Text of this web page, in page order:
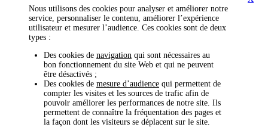
Nous utilisons des cookies pour analyser et améliorer notre
service, personnaliser le contenu, améliorer l’expérience
utilisateur et mesurer l’audience. Ces cookies sont de deux
types :
Des cookies de navigation qui sont nécessaires au
bon fonctionnement du site Web et qui ne peuvent
être désactivés ;
Des cookies de mesure d’audience qui permettent de
compter les visites et les sources de trafic afin de
pouvoir améliorer les performances de notre site. Ils
permettent de connaître la fréquentation des pages et
la façon dont les visiteurs se déplacent sur le site.